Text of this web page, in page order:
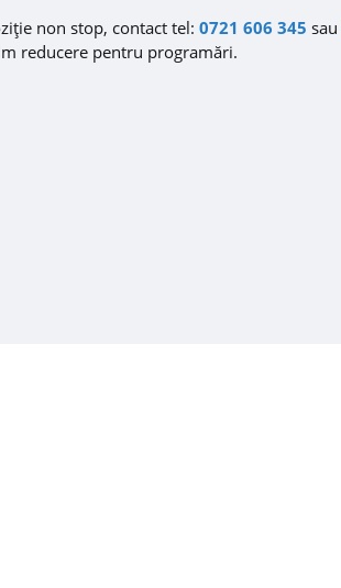
non stop, contact tel: 0721 606 345 sau
reducere pentru programări.